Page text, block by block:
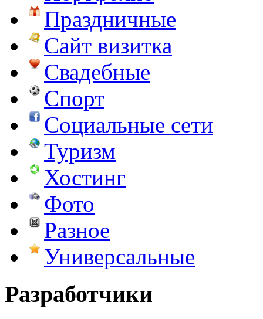
Праздничные
Сайт визитка
Свадебные
Спорт
Социальные сети
Туризм
Хостинг
Фото
Разное
Универсальные
Разработчики